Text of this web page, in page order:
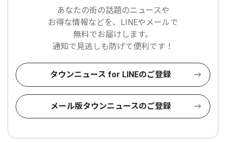
あなたの街の話題のニュースや
お得な情報などを、LINEやメールで
無料でお届けします。
通知で見逃しも防げて便利です！
タウンニュース for LINEのご登録
メール版タウンニュースのご登録